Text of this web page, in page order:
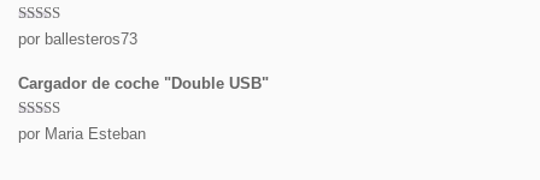
Valorado
con5de 5
por ballesteros73
Cargador de coche "Double USB"
Valorado
con5de 5
por Maria Esteban